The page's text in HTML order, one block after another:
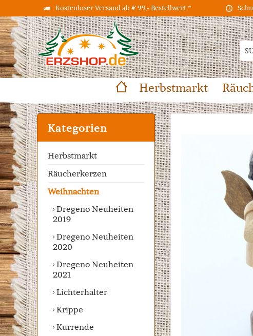
Kostenloser Versand ab € 99,- Bestellwert *
Herbstmarkt
Kategorien
Herbstmarkt
Räucherkerzen
Weihnachten
Dregeno Neuheiten
2019
Dregeno Neuheiten
2020
Dregeno Neuheiten
2021
Lichterhalter
Krippe
Kurrende